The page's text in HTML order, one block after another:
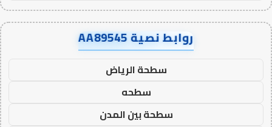
روابط نصية AA89545
سطحة الرياض
سطحه
سطحة بين المدن